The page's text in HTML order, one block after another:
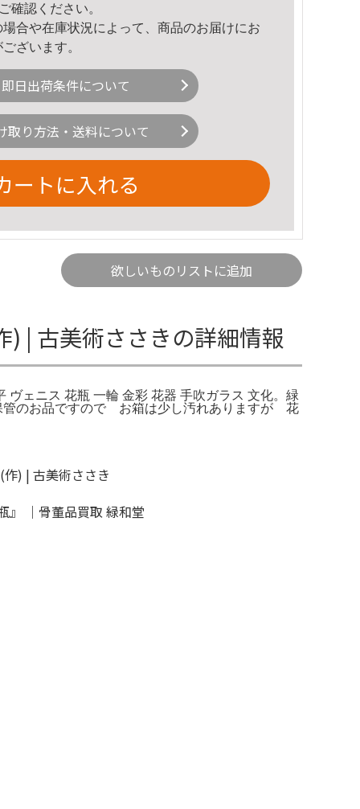
確認ください。
合や在庫状況によって、商品のお届けにお
ざいます。
即日出荷条件について
取り方法・送料について
ートに入れる
欲しいものリストに追加
古美術ささきの詳細情報
ェニス 花瓶 一輪 金彩 花器 手吹ガラス 文化。緑
管のお品ですので お箱は少し汚れありますが 花